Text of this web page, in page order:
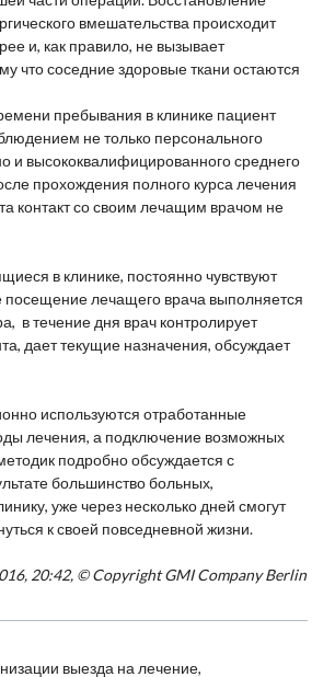
вмешательства происходит
и, как правило, не вызывает
что соседние здоровые ткани остаются
пребывания в клинике пациент
не только персонального
и высококвалифицированного среднего
прохождения полного курса лечения
контакт со своим лечащим врачом не
в клинике, постоянно чувствуют
посещение лечащего врача выполняется
в течение дня врач контролирует
дает текущие назначения, обсуждает
используются отработанные
лечения, а подключение возможных
подробно обсуждается с
большинство больных,
уже через несколько дней смогут
к своей повседневной жизни.
20:42, © Copyright GMI Company Berlin
выезда на лечение,